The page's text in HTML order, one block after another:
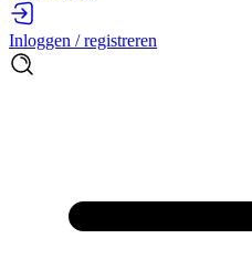
Inloggen / registreren